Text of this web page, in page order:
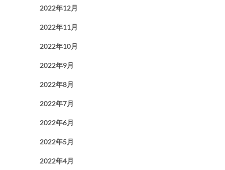
2022年12月
2022年11月
2022年10月
2022年9月
2022年8月
2022年7月
2022年6月
2022年5月
2022年4月